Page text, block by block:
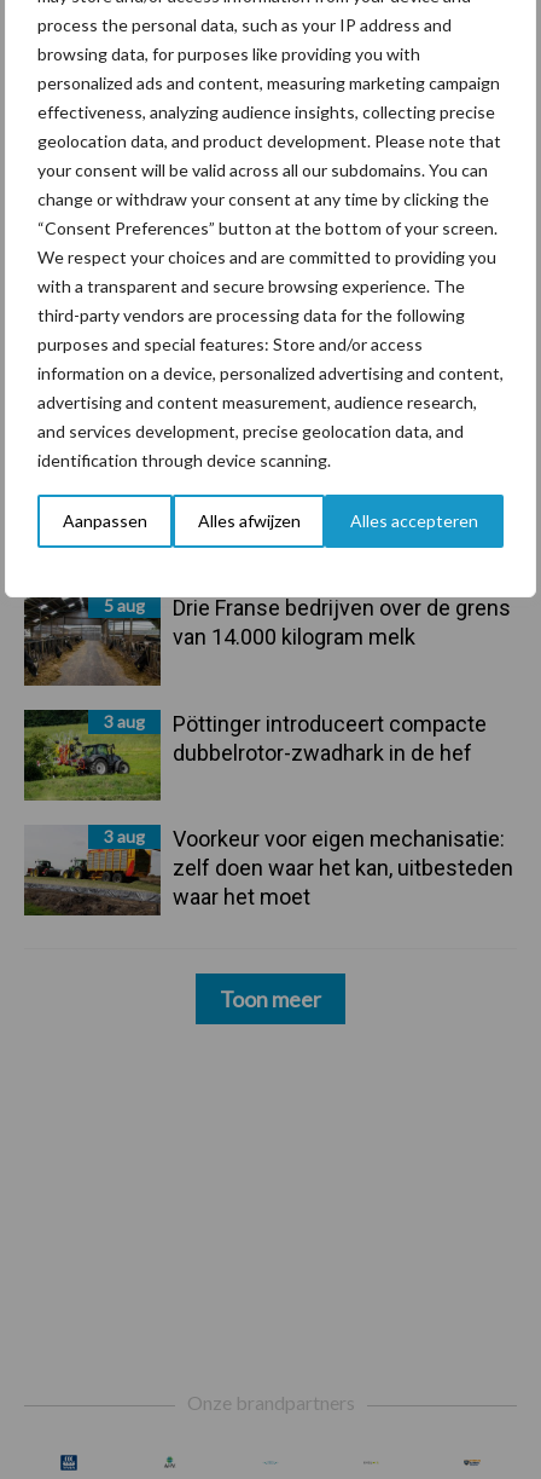
process the personal data, such as your IP address and
browsing data, for purposes like providing you with
personalized ads and content, measuring marketing campaign
effectiveness, analyzing audience insights, collecting precise
geolocation data, and product development. Please note that
your consent will be valid across all our subdomains. You can
change or withdraw your consent at any time by clicking the
“Consent Preferences” button at the bottom of your screen.
We respect your choices and are committed to providing you
with a transparent and secure browsing experience. The
third-party vendors are processing data for the following
purposes and special features: Store and/or access
information on a device, personalized advertising and content,
advertising and content measurement, audience research,
and services development, precise geolocation data, and
identification through device scanning.
Aanpassen Alles afwijzen Alles accepteren
Primaire
Sidebar
Recent nieuws Partner nieuws
6 aug
Tien praktische tips voor een
langere levensduur
hygieneoplossingen is in Polen
groter dan ooit”
5 aug
Drie Franse bedrijven over de grens
van 14.000 kilogram melk
3 aug
Pöttinger introduceert compacte
dubbelrotor-zwadhark in de hef
3 aug
Voorkeur voor eigen mechanisatie:
zelf doen waar het kan, uitbesteden
waar het moet
Toon meer
Bedrijfsnieuws
Ligbox &
Voerhekken
Toon meer
Onze brandpartners